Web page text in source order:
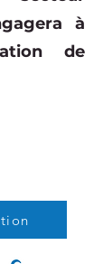
à
de